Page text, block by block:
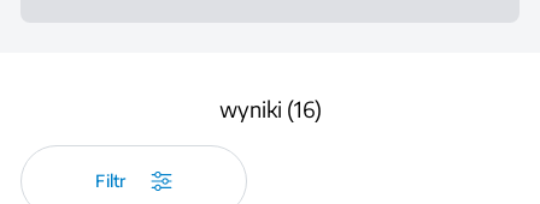
wyniki (16)
Filtr